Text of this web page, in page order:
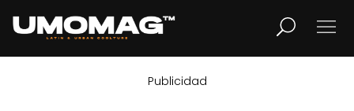
LIFESTYLE
Publicidad